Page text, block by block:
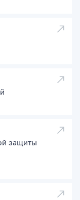
защиты